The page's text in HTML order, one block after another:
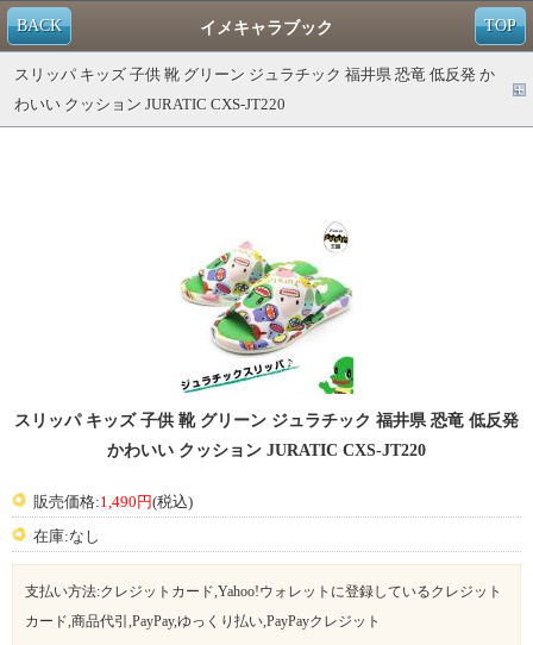
TOP
BACK イメキャラブック
スリッパ キッズ 子供 靴 グリーン ジュラチック 福井県 恐竜 低反発 か
わいい クッション JURATIC CXS-JT220
スリッパ キッズ 子供 靴 グリーン ジュラチック 福井県 恐竜 低反発
かわいい クッション JURATIC CXS-JT220
販売価格:1,490円(税込)
在庫:なし
支払い方法:クレジットカード,Yahoo!ウォレットに登録しているクレジット
カード,商品代引,PayPay,ゆっくり払い,PayPayクレジット